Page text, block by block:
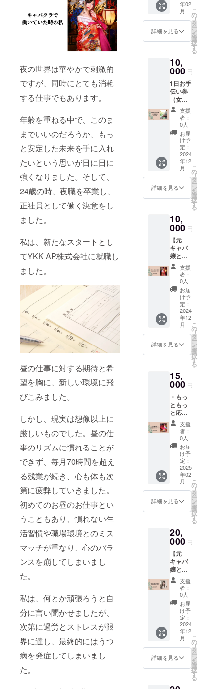
夜の世界は華やかで刺激的
ですが、同時にとても消耗
する仕事でもあります。
年齢を重ねる中で、このま
までいいのだろうか、もっ
と安定した未来を手に入れ
たいという思いが日に日に
強くなりました。そして、
24歳の時、夜職を卒業し、
正社員として働く決意をし
ました。
私は、新たなスタートとし
てYKK AP株式会社に就職し
ました。
昼の仕事に対する期待と希
望を胸に、新しい環境に飛
びこみました。
しかし、現実は想像以上に
厳しいものでした。昼の仕
事のリズムに慣れることが
できず、毎月70時間を超え
る残業が続き、心も体も次
第に疲弊していきました。
初めてのお昼のお仕事とい
うこともあり、慣れない生
活習慣や職場環境とのミス
マッチが重なり、心のバラ
ンスを崩してしまいまし
た。
私は、何とか頑張ろうと自
分に言い聞かせましたが、
次第に過労とストレスが限
界に達し、最終的にはうつ
病を発症してしまいまし
た。
影スタ
ジオで
のお写
真10枚
を郵送
にてお
ます。
お送り
させて
いただ
きま
す。
CAMPF
IREの
メッ
セージ
機能に
てお礼
のメッ
セージ
をお送
りさせ
ていた
年02
月
詳細を見る
こ
の
リ
タ
ー
ン
を
選
択
す
る
10,
000 円
1日お手
伝い券
（女性
限定）
オンラ
インに
てお仕
事のお
手伝い
や、人
生相
談、受
験相談
など行
わさせ
ていた
す。 拘
束時間
は1時間
程度。
備考欄
にお手
伝いし
てほし
いこと
を記載
してく
ださ
い。 ・
有効期
限：
2025年
6月末ま
支援
者：
0人
お届
け予
定：
2024
年12
月
詳細を見る
こ
の
リ
タ
ー
ン
を
選
択
す
る
10,
000 円
【元
キャバ
嬢との
お電話
相談
券】 お
電話
（30分
間）に
てお悩
み相談
を聞き
ます。
お仕
事、恋
愛、人
などな
どなん
でも相
談して
くださ
い。
2025年
1月ごろ
を予
定。 オ
ンライ
ンツー
（ZOO
M）を
使用予
定
支援
者：
0人
お届
け予
定：
2024
年12
月
詳細を見る
こ
の
リ
タ
ー
ン
を
選
択
す
る
15,
000 円
・もっ
ともっ
と応援
プラン
ピンク
髪verと
黒髪ve
の撮影
スタジ
オでの
お写真
30枚を
郵送に
てお届
けしま
す。
IREの
メッ
セージ
機能に
てお礼
のメッ
セージ
をお送
りさせ
ていた
だきま
す。
支援
者：
0人
お届
け予
定：
2025
年02
月
詳細を見る
こ
の
リ
タ
ー
ン
を
選
択
す
る
20,
000 円
【元
キャバ
嬢との
お電話
相談
券】 お
電話
（60分
間）に
てお悩
み相談
を聞き
ます。
お仕
事、恋
愛、人
支援
者：
0人
お届
け予
定：
2024
年12
月
詳細を見る
こ
の
リ
タ
ー
ン
を
選
択
す
る